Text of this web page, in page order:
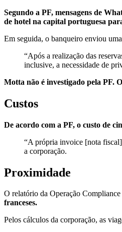
Segundo a PF, mensagens de
de hotel na capital portuguesa
Em seguida, o banqueiro enviou
“Após a realização das
inclusive, a necessidade de
Motta não é investigado pela PF.
Custos
De acordo com a PF, o custo de
“A própria invoice [nota
a corporação.
Proximidade
O relatório da Operação
franceses.
Pelos cálculos da corporação, as